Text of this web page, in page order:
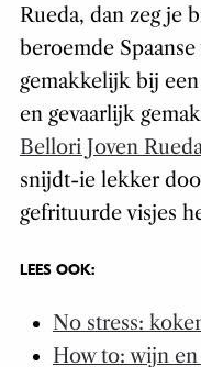
Rueda, dan zeg je
beroemde
gemakkelijk bij
en gevaarlijk
Bellori Joven
snijdt-ie lekker
gefrituurde visjes
LEES OOK:
No stress:
How to: wijn